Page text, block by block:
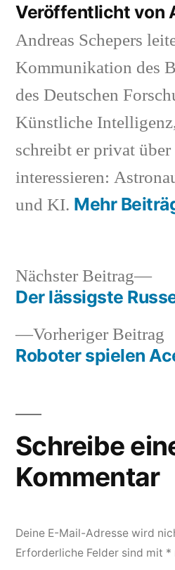
Veröffentlicht von
Andreas Schepers
Kommunikation des
des Deutschen
Künstliche
schreibt er privat
interessieren:
und KI. Mehr
Vorheriger Beitrag
Roboter spielen
Nächster Beitrag
Der lässigste
Schreibe
Kommentar
Deine E-Mail-Adresse wird
Erforderliche Felder sind mit *